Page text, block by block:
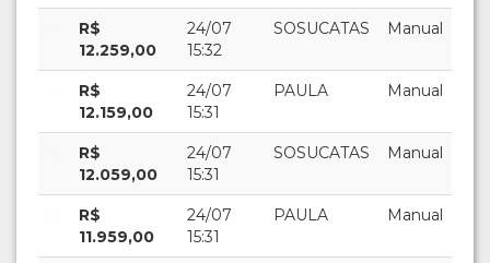
R$
12.259,00
24/07
15:32
SOSUCATAS Manual
R$
12.159,00
24/07
15:31
PAULA Manual
R$
12.059,00
24/07
15:31
SOSUCATAS Manual
R$
11.959,00
24/07
15:31
PAULA Manual